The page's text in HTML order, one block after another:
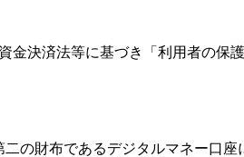
決済法等に基づき「利用者の保
の財布であるデジタルマネー口